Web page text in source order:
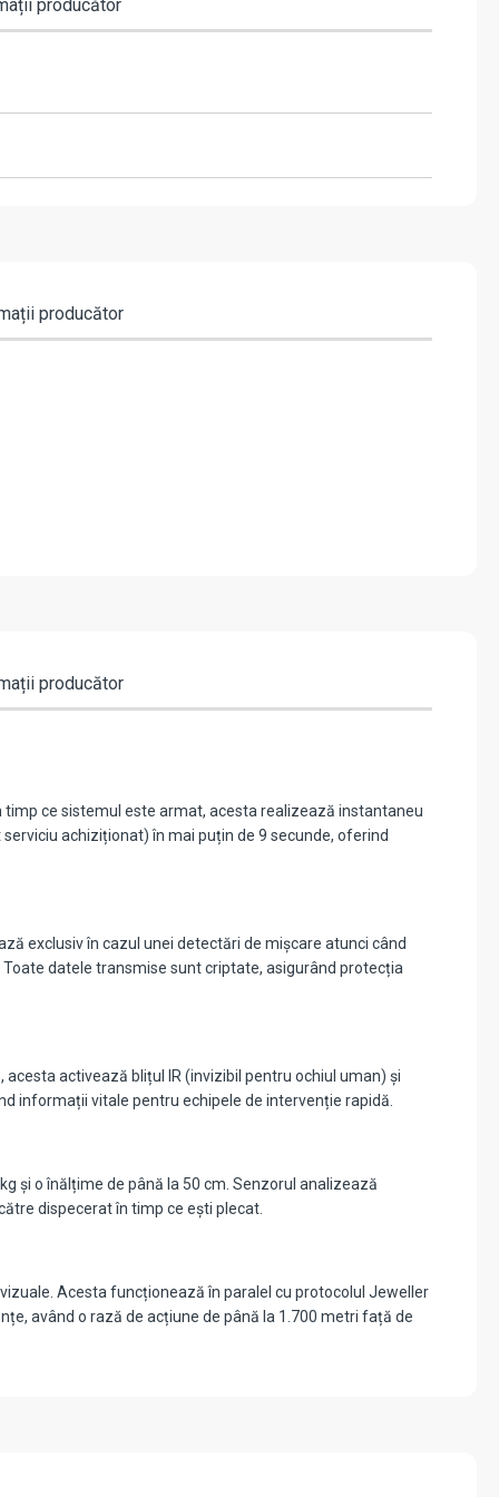
producător
producător
producător
ce sistemul este armat, acesta realizează instantaneu
achiziționat) în mai puțin de 9 secunde, oferind
exclusiv în cazul unei detectări de mișcare atunci când
datele transmise sunt criptate, asigurând protecția
activează blițul IR (invizibil pentru ochiul uman) și
informații vitale pentru echipele de intervenție rapidă.
și o înălțime de până la 50 cm. Senzorul analizează
dispecerat în timp ce ești plecat.
Acesta funcționează în paralel cu protocolul Jeweller
având o rază de acțiune de până la 1.700 metri față de